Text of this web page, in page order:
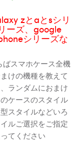
zとaとsシリ
ーズ、google
シリーズな
ばスマホケース全機
けの機種を教えて
ランダムにおまけ
ケースのスタイル
スタイルなどいろ
ルご選択をご指定
てください